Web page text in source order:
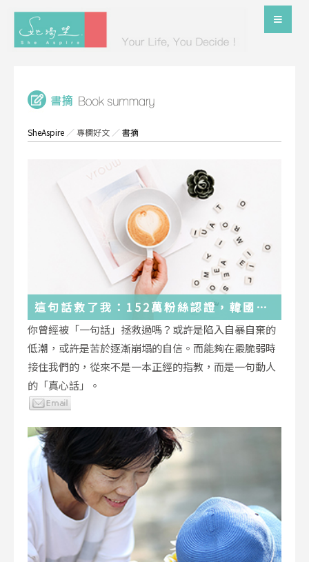
SheAspire ／專欄好文 ／書摘
這句話救了我：152萬粉絲認證，韓國最
受歡迎的YouTuber「國民姐姐」金美敬
為跌落情緒深淵的你雪中送炭！
你曾經被「一句話」拯救過嗎？或許是陷入自暴自棄的
低潮，或許是苦於逐漸崩塌的自信。而能夠在最脆弱時
接住我們的，從來不是一本正經的指教，而是一句動人
的「真心話」。